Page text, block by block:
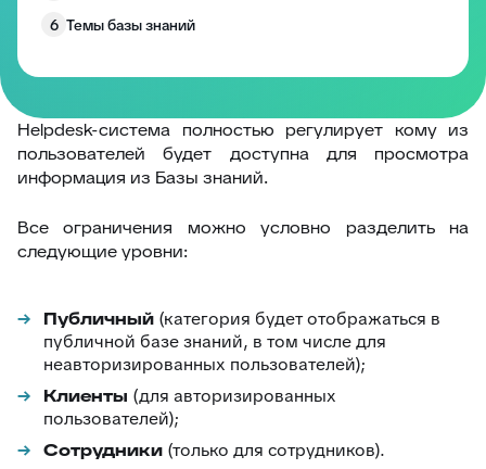
6 Темы базы знаний
Helpdesk-система полностью регулирует кому из
пользователей будет доступна для просмотра
информация из Базы знаний.
Все ограничения можно условно разделить на
следующие уровни:
Публичный (категория будет отображаться в
публичной базе знаний, в том числе для
неавторизированных пользователей);
Клиенты (для авторизированных
пользователей);
Сотрудники (только для сотрудников).